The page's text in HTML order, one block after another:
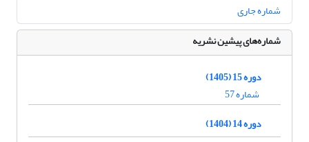
شماره جاری
شماره‌های پیشین نشریه
دوره 15 (1405)
شماره 57
دوره 14 (1404)